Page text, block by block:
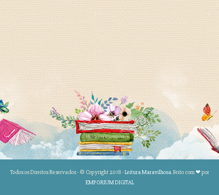
Todos os Direitos Reservados - © Copyright 2018 -Leitura Maravilhosa. Feito com❤por
EMPORIUM DIGITAL